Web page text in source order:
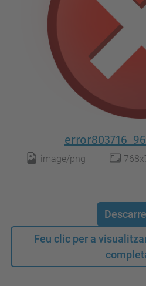
image/png
Feu clic per a